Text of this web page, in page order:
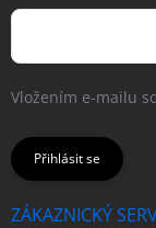
Vložením e-mailu
Přihlásit se
ZÁKAZNICKÝ